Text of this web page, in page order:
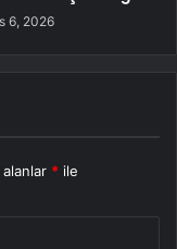
6, 2026
* ile